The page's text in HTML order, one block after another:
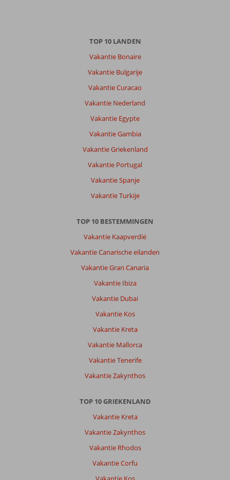
TOP 10 LANDEN
Vakantie Bonaire
Vakantie Bulgarije
Vakantie Curacao
Vakantie Nederland
Vakantie Egypte
Vakantie Gambia
Vakantie Griekenland
Vakantie Portugal
Vakantie Spanje
Vakantie Turkije
TOP 10 BESTEMMINGEN
Vakantie Kaapverdië
Vakantie Canarische eilanden
Vakantie Gran Canaria
Vakantie Ibiza
Vakantie Dubai
Vakantie Kos
Vakantie Kreta
Vakantie Mallorca
Vakantie Tenerife
Vakantie Zakynthos
TOP 10 GRIEKENLAND
Vakantie Kreta
Vakantie Zakynthos
Vakantie Rhodos
Vakantie Corfu